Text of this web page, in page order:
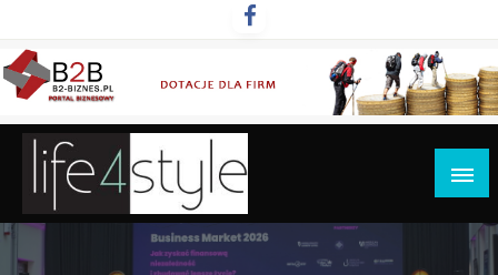
do
treści
life4style.pl